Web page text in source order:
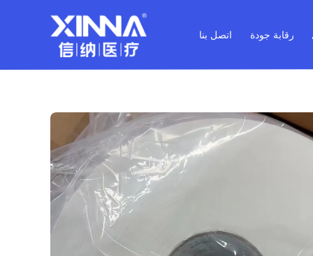
رقابة جودة اتصل بنا